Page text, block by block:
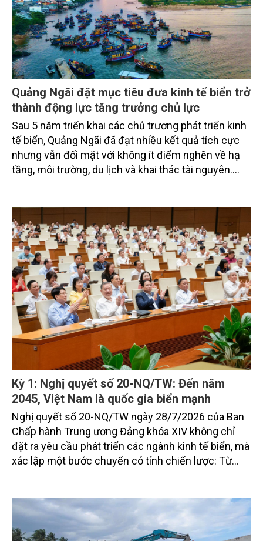
Quảng Ngãi đặt mục tiêu đưa kinh tế biển trở
thành động lực tăng trưởng chủ lực
Sau 5 năm triển khai các chủ trương phát triển kinh
tế biển, Quảng Ngãi đã đạt nhiều kết quả tích cực
nhưng vẫn đối mặt với không ít điểm nghẽn về hạ
tầng, môi trường, du lịch và khai thác tài nguyên.
đặt mục tiêu đưa kinh tế biển phát triển nhanh, bền
vững, trở thành động lực quan trọng thúc đẩy tăng
trưởng của tỉnh đến năm 2030, tầm nhìn đến năm
2045.
Kỳ 1: Nghị quyết số 20-NQ/TW: Đến năm
2045, Việt Nam là quốc gia biển mạnh
Nghị quyết số 20-NQ/TW ngày 28/7/2026 của Ban
Chấp hành Trung ương Đảng khóa XIV không chỉ
đặt ra yêu cầu phát triển các ngành kinh tế biển, mà
xác lập một bước chuyển có tính chiến lược: Từ
"phát triển kinh tế ven biển" sang "xây dựng quốc
gia biển mạnh". Trong bước chuyển ấy, ngành Nông
nghiệp và Môi trường giữ vai trò đặc biệt quan trọng,
từ hoàn thiện thể chế, quy hoạch không gian biển,